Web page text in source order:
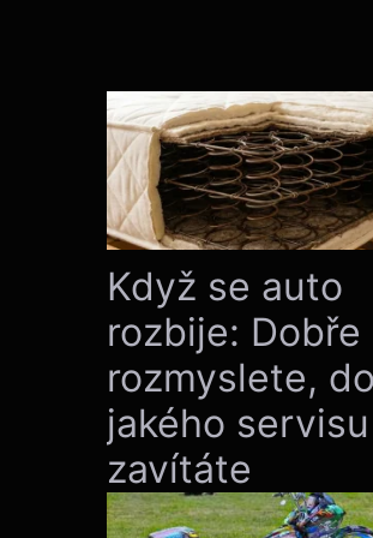
Když se auto
rozbije: Dobře
rozmyslete, do
jakého servisu
zavítáte